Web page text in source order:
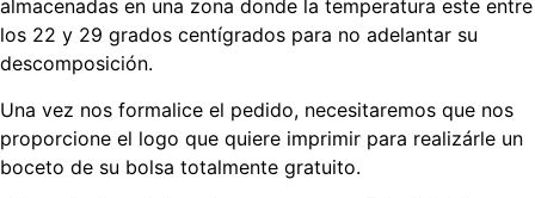
almacenadas en una zona donde la temperatura este entre
los 22 y 29 grados centígrados para no adelantar su
descomposición.
Una vez nos formalice el pedido, necesitaremos que nos
proporcione el logo que quiere imprimir para realizárle un
boceto de su bolsa totalmente gratuito.